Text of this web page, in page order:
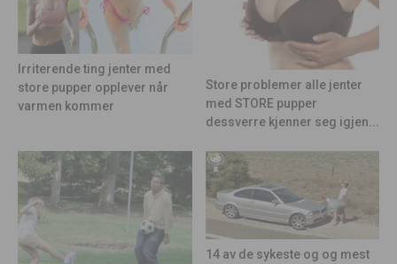
Irriterende ting jenter med
store pupper opplever når
varmen kommer
Store problemer alle jenter
med STORE pupper
dessverre kjenner seg igjen...
14 av de sykeste og og mest